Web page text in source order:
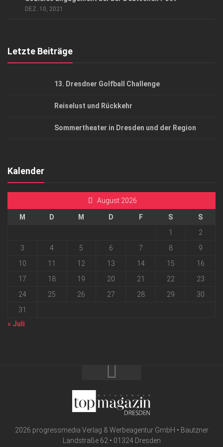
DEZ. 10, 2021
Letzte Beiträge
13. Dresdner Golfball Challenge
Reiselust und Rückkehr
Sommertheater in Dresden und der Region
Kalender
August 2026
M D M D F S
S
1
2
3
4 5 6 7 8
9
10
11 12 13 14 15
16
17
18 19 20 21 22
23
24
25 26 27 28 29
30
31
« Juli
2026 progressmedia Verlag & Werbeagentur GmbH • Bautzner
Landstraße 62 • 01324 Dresden